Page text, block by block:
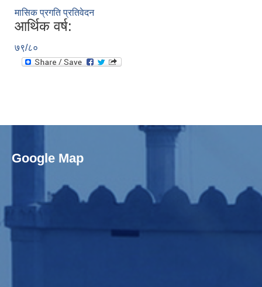
मासिक प्रगति प्रतिवेदन
आर्थिक वर्ष:
७९/८०
Google Map